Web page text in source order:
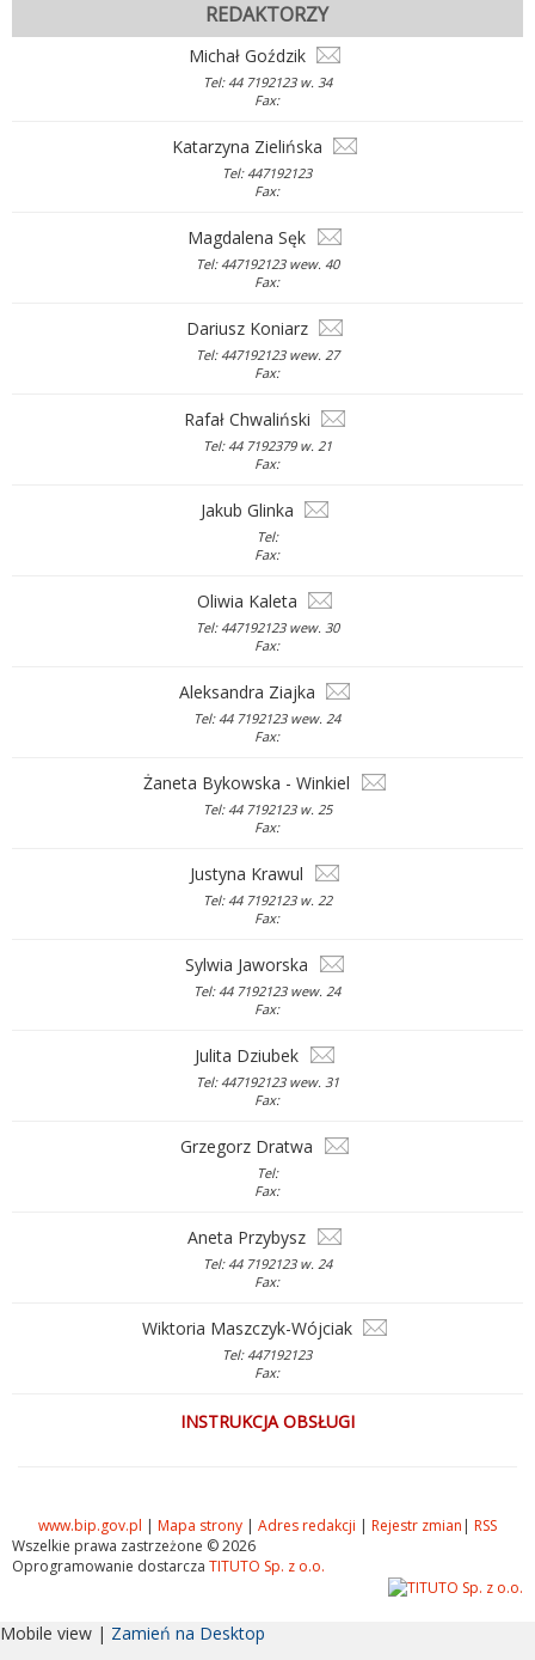
REDAKTORZY
Michał Goździk
Tel: 44 7192123 w. 34
Fax:
Katarzyna Zielińska
Tel: 447192123
Fax:
Magdalena Sęk
Tel: 447192123 wew. 40
Fax:
Dariusz Koniarz
Tel: 447192123 wew. 27
Fax:
Rafał Chwaliński
Tel: 44 7192379 w. 21
Fax:
Jakub Glinka
Tel:
Fax:
Oliwia Kaleta
Tel: 447192123 wew. 30
Fax:
Aleksandra Ziajka
Tel: 44 7192123 wew. 24
Fax:
Żaneta Bykowska - Winkiel
Tel: 44 7192123 w. 25
Fax:
Justyna Krawul
Tel: 44 7192123 w. 22
Fax:
Sylwia Jaworska
Tel: 44 7192123 wew. 24
Fax:
Julita Dziubek
Tel: 447192123 wew. 31
Fax:
Grzegorz Dratwa
Tel:
Fax:
Aneta Przybysz
Tel: 44 7192123 w. 24
Fax:
Wiktoria Maszczyk-Wójciak
Tel: 447192123
Fax:
INSTRUKCJA OBSŁUGI
www.bip.gov.pl | Mapa strony | Adres redakcji | Rejestr zmian | RSS
Wszelkie prawa zastrzeżone © 2026
Oprogramowanie dostarcza TITUTO Sp. z o.o.
Mobile view | Zamień na Desktop